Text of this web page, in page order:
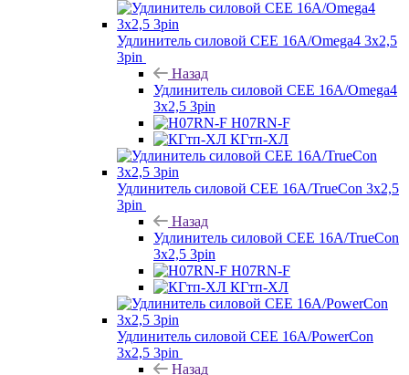
Удлинитель силовой CEE 16A/Omega4 3х2,5
3pin
Назад
Удлинитель силовой CEE 16A/Omega4
3х2,5 3pin
H07RN-F
КГтп-ХЛ
Удлинитель силовой CEE 16A/TrueCon 3х2,5
3pin
Назад
Удлинитель силовой CEE 16A/TrueCon
3х2,5 3pin
H07RN-F
КГтп-ХЛ
Удлинитель силовой CEE 16A/PowerCon
3х2,5 3pin
Назад